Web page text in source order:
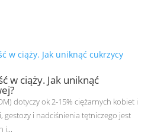
w ciąży. Jak uniknąć
dotyczy ok 2-15% ciężarnych kobiet i
gestozy i nadciśnienia tętniczego jest
i...